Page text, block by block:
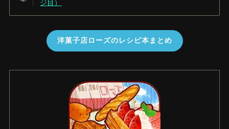
ジ目）
洋菓子店ローズのレシピ本まとめ